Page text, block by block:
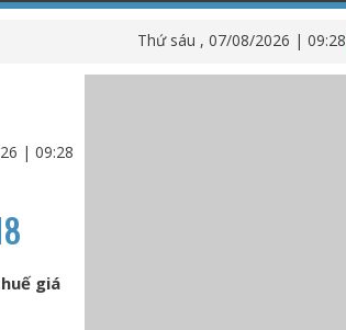
Thứ sáu , 07/08/2026 | 09:28
| 09:28
giá